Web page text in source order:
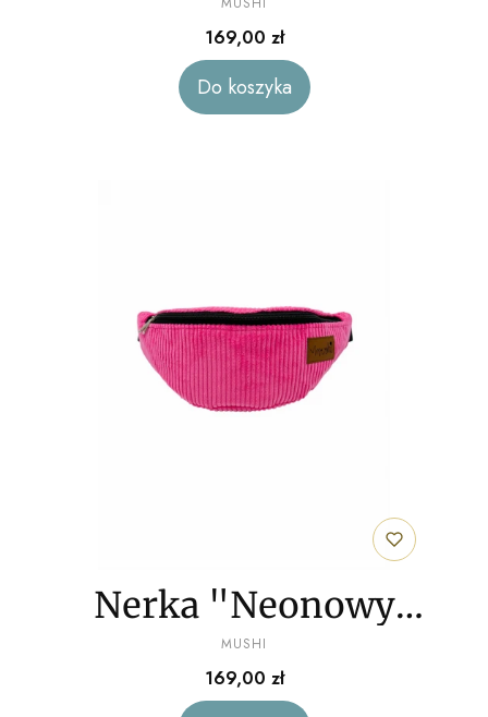
sztruks
Cena
169,00 zł
Do koszyka
Nerka "Neonowy
róż" sztruks
PRODUCENT
MUSHI
Cena
169,00 zł